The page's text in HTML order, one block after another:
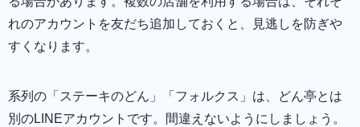
れのアカウントを友だち追加しておくと、見逃しを防ぎや
すくなります。
系列の「ステーキのどん」「フォルクス」は、どん亭とは
別のLINEアカウントです。間違えないようにしましょう。